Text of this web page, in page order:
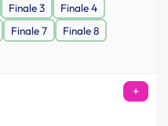
Finale 3
Finale 4
Finale 7
Finale 8
+